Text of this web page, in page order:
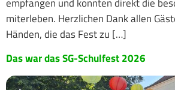
miterleben. Herzlichen Dank allen
Händen, die das Fest zu […]
Das war das SG-Schulfest 2026